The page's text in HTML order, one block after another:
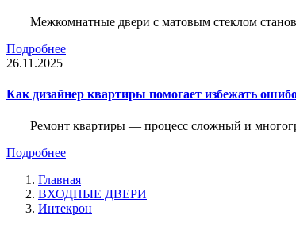
Межкомнатные двери с матовым стеклом
Подробнее
26.11.2025
Как дизайнер квартиры помогает избежать
Ремонт квартиры — процесс сложный и
Подробнее
Главная
ВХОДНЫЕ ДВЕРИ
Интекрон